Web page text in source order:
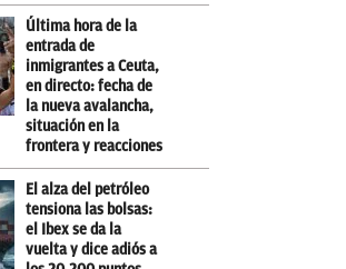
Última hora de la
entrada de
inmigrantes a Ceuta,
en directo: fecha de
la nueva avalancha,
situación en la
frontera y reacciones
El alza del petróleo
tensiona las bolsas:
el Ibex se da la
vuelta y dice adiós a